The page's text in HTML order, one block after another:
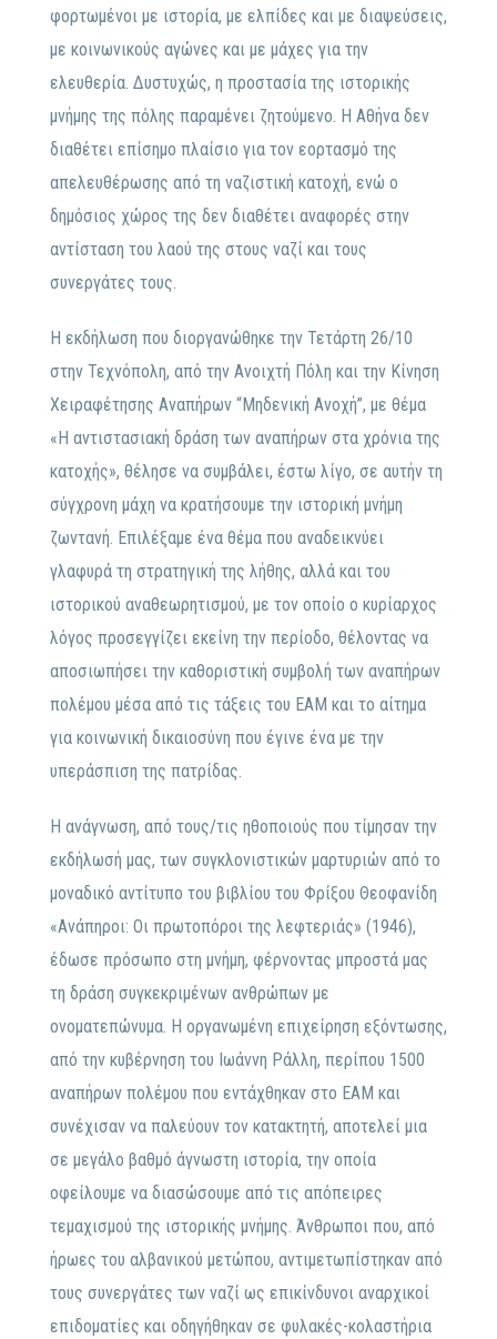
φορτωμένοι με ιστορία, με ελπίδες και με διαψεύσεις,
με κοινωνικούς αγώνες και με μάχες για την
ελευθερία. Δυστυχώς, η προστασία της ιστορικής
μνήμης της πόλης παραμένει ζητούμενο. Η Αθήνα δεν
διαθέτει επίσημο πλαίσιο για τον εορτασμό της
απελευθέρωσης από τη ναζιστική κατοχή, ενώ ο
δημόσιος χώρος της δεν διαθέτει αναφορές στην
αντίσταση του λαού της στους ναζί και τους
συνεργάτες τους.
Η εκδήλωση που διοργανώθηκε την Τετάρτη 26/10
στην Τεχνόπολη, από την Ανοιχτή Πόλη και την Κίνηση
Χειραφέτησης Αναπήρων “Μηδενική Ανοχή”, με θέμα
«Η αντιστασιακή δράση των αναπήρων στα χρόνια της
κατοχής», θέλησε να συμβάλει, έστω λίγο, σε αυτήν τη
σύγχρονη μάχη να κρατήσουμε την ιστορική μνήμη
ζωντανή. Επιλέξαμε ένα θέμα που αναδεικνύει
γλαφυρά τη στρατηγική της λήθης, αλλά και του
ιστορικού αναθεωρητισμού, με τον οποίο ο κυρίαρχος
λόγος προσεγγίζει εκείνη την περίοδο, θέλοντας να
αποσιωπήσει την καθοριστική συμβολή των αναπήρων
πολέμου μέσα από τις τάξεις του ΕΑΜ και το αίτημα
για κοινωνική δικαιοσύνη που έγινε ένα με την
υπεράσπιση της πατρίδας.
Η ανάγνωση, από τους/τις ηθοποιούς που τίμησαν την
εκδήλωσή μας, των συγκλονιστικών μαρτυριών από το
μοναδικό αντίτυπο του βιβλίου του Φρίξου Θεοφανίδη
«Ανάπηροι: Οι πρωτοπόροι της λεφτεριάς» (1946),
έδωσε πρόσωπο στη μνήμη, φέρνοντας μπροστά μας
τη δράση συγκεκριμένων ανθρώπων με
ονοματεπώνυμα. Η οργανωμένη επιχείρηση εξόντωσης,
από την κυβέρνηση του Ιωάννη Ράλλη, περίπου 1500
αναπήρων πολέμου που εντάχθηκαν στο ΕΑΜ και
συνέχισαν να παλεύουν τον κατακτητή, αποτελεί μια
σε μεγάλο βαθμό άγνωστη ιστορία, την οποία
οφείλουμε να διασώσουμε από τις απόπειρες
τεμαχισμού της ιστορικής μνήμης. Άνθρωποι που, από
ήρωες του αλβανικού μετώπου, αντιμετωπίστηκαν από
τους συνεργάτες των ναζί ως επικίνδυνοι αναρχικοί
επιδοματίες και οδηγήθηκαν σε φυλακές-κολαστήρια